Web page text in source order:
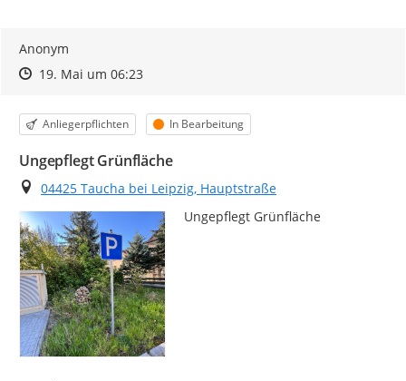
Anonym
Zeitpunkt des Erstellens
Zeitpunkt des Erstellens
19. Mai um 06:23Zur Äußerung
Kategorie
Anliegerpflichten Status
In Bearbeitung
Ungepflegt Grünfläche
Ort
04425 Taucha bei Leipzig, Hauptstraße
Ungepflegt Grünfläche